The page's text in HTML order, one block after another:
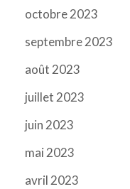
octobre 2023
septembre 2023
août 2023
juillet 2023
juin 2023
mai 2023
avril 2023